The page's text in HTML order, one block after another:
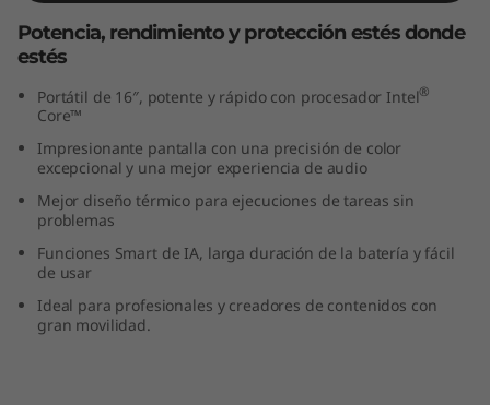
nPotencia, rendimiento y protección estés donde
estés
Portátil de 16″, potente y rápido con procesador Intel®
Core™
Impresionante pantalla con una precisión de color
excepcional y una mejor experiencia de audio
Mejor diseño térmico para ejecuciones de tareas sin
problemas
Funciones Smart de IA, larga duración de la batería y fácil
de usar
Ideal para profesionales y creadores de contenidos con
gran movilidad.